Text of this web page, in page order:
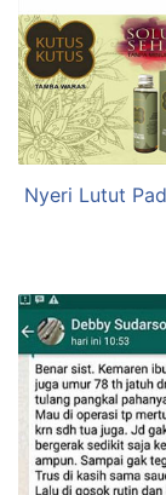
Nyeri Lutut